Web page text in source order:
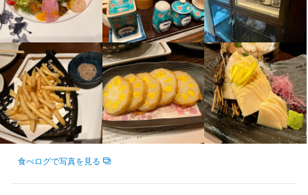
食べログで写真を見る
郷土料理居酒屋 おいどん 不動前店
勤務地
東京都品川区西五反田4-30-9 B1F
連絡先
033-493-1288
オール・ミッキー・ジャパン（株）
店名
郷土料理居酒屋 おいどん 不動前店
勤務地
033-493-1288
法人名・事業者名
オール・ミッキー・ジャパン（株）
最終更新日2025/10/09